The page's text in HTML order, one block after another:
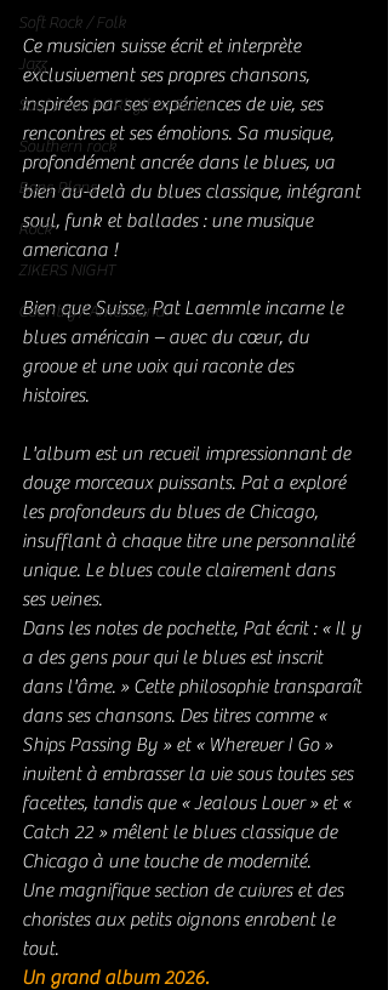
Soft Rock / Folk
Jazz
Soul / Funk / Rhythm Blues
Southern rock
Bons Plans
Rock
ZIKERS NIGHT
Country / Americana
Ce musicien suisse écrit et interprète
exclusivement ses propres chansons,
inspirées par ses expériences de vie, ses
rencontres et ses émotions. Sa musique,
profondément ancrée dans le blues, va
bien au-delà du blues classique, intégrant
soul, funk et ballades : une musique
americana !
Bien que Suisse, Pat Laemmle incarne le
blues américain – avec du cœur, du
groove et une voix qui raconte des
histoires.
L'album est un recueil impressionnant de
douze morceaux puissants. Pat a exploré
les profondeurs du blues de Chicago,
insufflant à chaque titre une personnalité
unique. Le blues coule clairement dans
ses veines.
Dans les notes de pochette, Pat écrit : « Il y
a des gens pour qui le blues est inscrit
dans l'âme. » Cette philosophie transparaît
dans ses chansons. Des titres comme «
Ships Passing By » et « Wherever I Go »
invitent à embrasser la vie sous toutes ses
facettes, tandis que « Jealous Lover » et «
Catch 22 » mêlent le blues classique de
Chicago à une touche de modernité.
Une magnifique section de cuivres et des
choristes aux petits oignons enrobent le
tout.
Un grand album 2026.